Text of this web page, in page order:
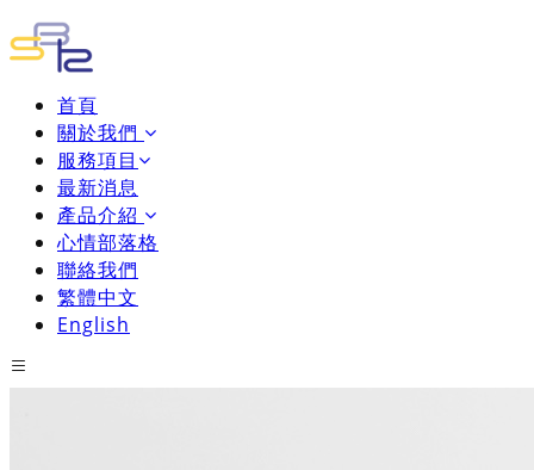
首頁
關於我們
服務項目
最新消息
產品介紹
心情部落格
聯絡我們
繁體中文
English